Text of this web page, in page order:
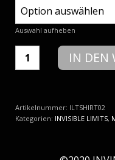
Auswahl aufheben
INVISIBLE
LIMITS
-
(TSHIRT)
Menge
IN DEN
Artikelnummer: ILTSHIRT02
Kategorien: INVISIBLE LIMITS,